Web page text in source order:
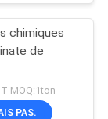
chimiques
de
MOQ:1ton
PAS.